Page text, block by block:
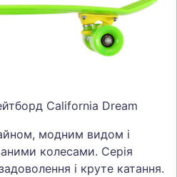
California Dream
модним видом і
колесами. Серія
і круте катання.